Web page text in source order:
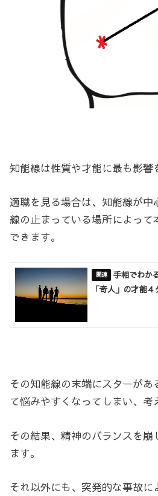
知能線は性質や才能に最も影響
適職を見る場合は、知能線が中
線の止まっている場所によって
できます。
手相でわか
「奇人」の才能４
その知能線の末端にスターがあ
て悩みやすくなってしまい、考
その結果、精神のバランスを崩
ます。
それ以外にも、突発的な事故に